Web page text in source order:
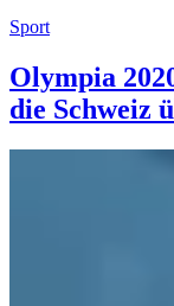
Sport
Olympia
die Schweiz